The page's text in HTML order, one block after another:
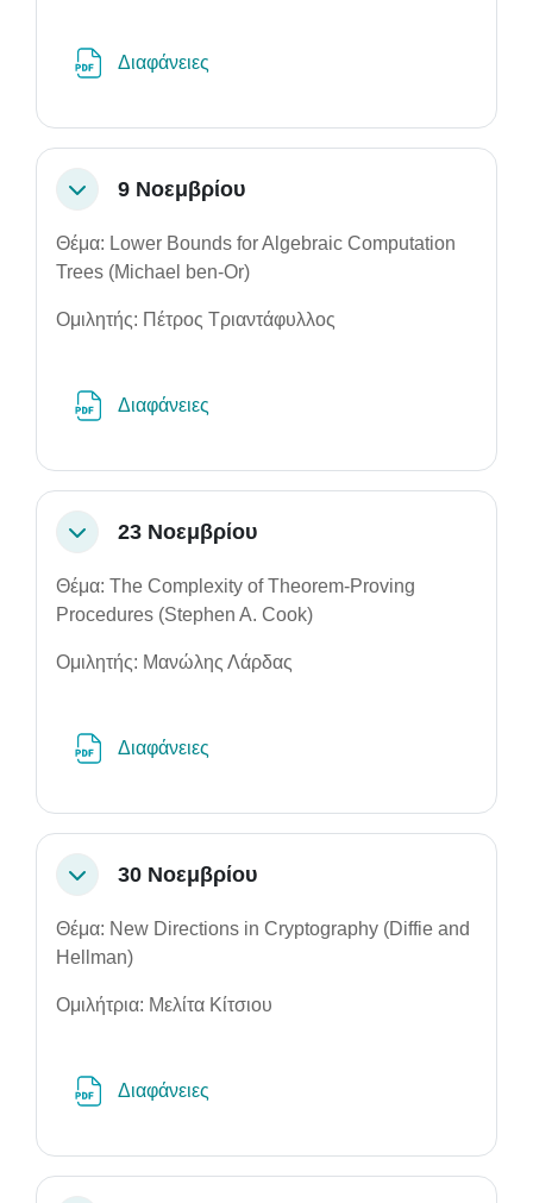
Διαφάνειες
Collapse9 Νοεμβρίου
Θέμα: Lower Bounds for Algebraic Computation
Trees (Michael ben-Or)
Ομιλητής: Πέτρος Τριαντάφυλλος
Διαφάνειες
Collapse23 Νοεμβρίου
Θέμα: The Complexity of Theorem-Proving
Procedures (Stephen A. Cook)
Ομιλητής: Μανώλης Λάρδας
Διαφάνειες
Collapse30 Νοεμβρίου
Θέμα: New Directions in Cryptography (Diffie and
Hellman)
Ομιλήτρια: Μελίτα Κίτσιου
Διαφάνειες